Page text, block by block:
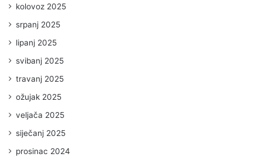
kolovoz 2025
srpanj 2025
lipanj 2025
svibanj 2025
travanj 2025
ožujak 2025
veljača 2025
siječanj 2025
prosinac 2024